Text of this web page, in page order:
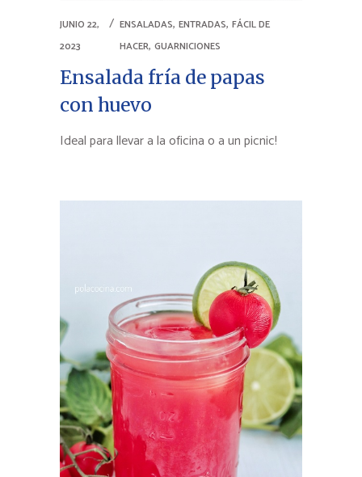
JUNIO 22,
2023
ENSALADAS,ENTRADAS,FÁCIL DE
HACER,GUARNICIONES
Ensalada fría de papas
con huevo
Ideal para llevar a la oficina o a un picnic!